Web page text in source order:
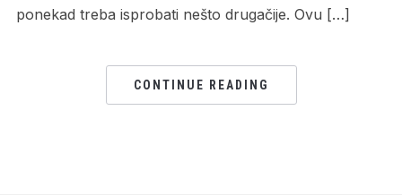
ponekad treba isprobati nešto drugačije. Ovu […]
CONTINUE READING